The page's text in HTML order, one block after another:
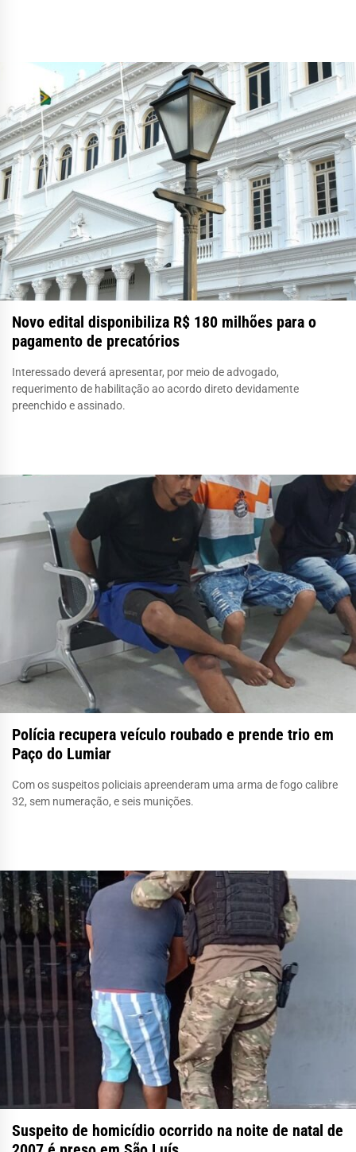
Novo edital disponibiliza R$ 180 milhões para o
pagamento de precatórios
Interessado deverá apresentar, por meio de advogado,
requerimento de habilitação ao acordo direto devidamente
preenchido e assinado.
Polícia recupera veículo roubado e prende trio em
Paço do Lumiar
Com os suspeitos policiais apreenderam uma arma de fogo calibre
32, sem numeração, e seis munições.
Suspeito de homicídio ocorrido na noite de natal de